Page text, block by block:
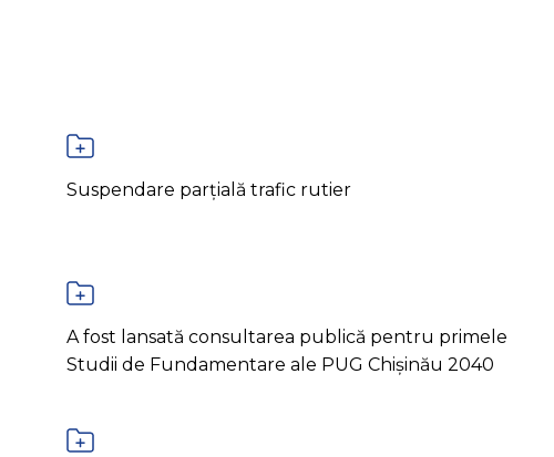
Suspendare parțială trafic rutier
A fost lansată consultarea publică pentru primele
Studii de Fundamentare ale PUG Chișinău 2040